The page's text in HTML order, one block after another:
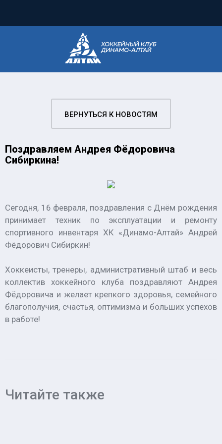
ВЕРНУТЬСЯ К НОВОСТЯМ
Поздравляем Андрея Фёдоровича
Сибиркина!
Сегодня, 16 февраля, поздравления с Днём рождения
принимает техник по эксплуатации и ремонту
спортивного инвентаря ХК «Динамо-Алтай» Андрей
Фёдорович Сибиркин!
Хоккеисты, тренеры, административный штаб и весь
коллектив хоккейного клуба поздравляют Андрея
Фёдоровича и желает крепкого здоровья, семейного
благополучия, счастья, оптимизма и больших успехов
в работе!
Читайте также